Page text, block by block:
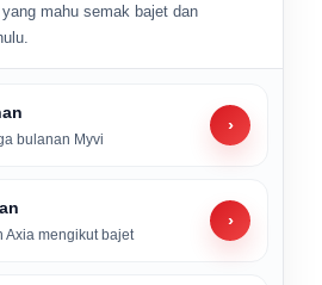
mahu semak bajet dan
bulanan Myvi
›
Axia mengikut bajet
›